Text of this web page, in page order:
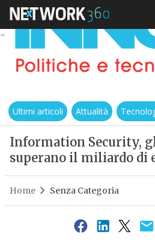
Ultimi articoli Attualità
Information Security,
superano il miliardo di
Home Senza Categoria